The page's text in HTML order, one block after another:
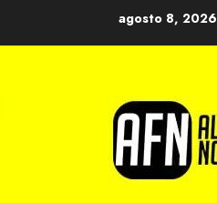
agosto 8, 2026